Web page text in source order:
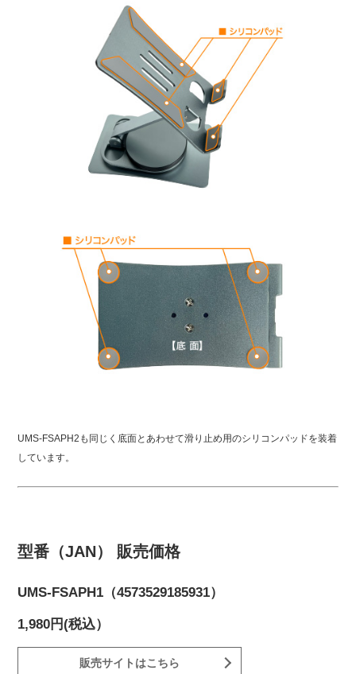
UMS-FSAPH2も同じく底面とあわせて滑り止め用のシリコンパッドを装着
しています。
型番（JAN） 販売価格
UMS-FSAPH1（4573529185931）
1,980円(税込）
販売サイトはこちら